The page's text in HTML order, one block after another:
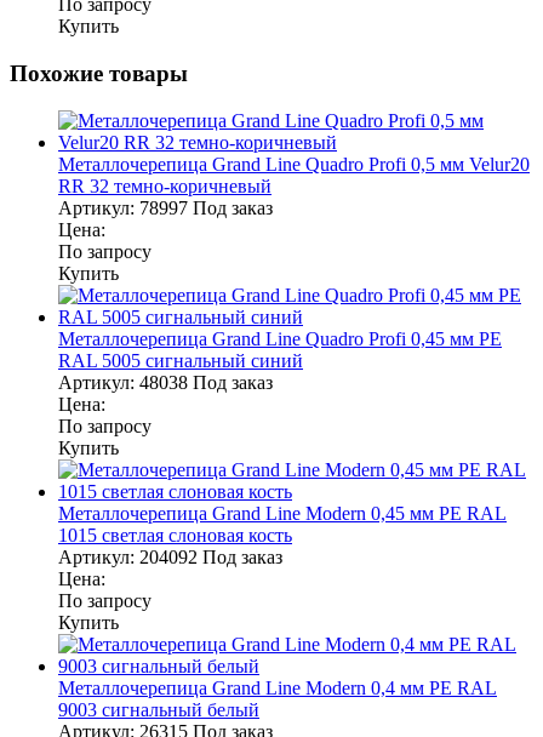
По запросу
Купить
Похожие товары
Металлочерепица Grand Line Quadro Profi 0,5 мм Velur20
RR 32 темно-коричневый
Артикул: 78997 Под заказ
Цена:
По запросу
Купить
Металлочерепица Grand Line Quadro Profi 0,45 мм PE
RAL 5005 сигнальный синий
Артикул: 48038 Под заказ
Цена:
По запросу
Купить
Металлочерепица Grand Line Modern 0,45 мм PE RAL
1015 светлая слоновая кость
Артикул: 204092 Под заказ
Цена:
По запросу
Купить
Металлочерепица Grand Line Modern 0,4 мм PE RAL
9003 сигнальный белый
Артикул: 26315 Под заказ